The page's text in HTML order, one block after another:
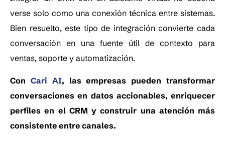
verse solo como una conexión técnica entre sistemas.
Bien resuelto, este tipo de integración convierte cada
conversación en una fuente útil de contexto para
ventas, soporte y automatización.
Con Cari AI, las empresas pueden transformar
conversaciones en datos accionables, enriquecer
perfiles en el CRM y construir una atención más
consistente entre canales.